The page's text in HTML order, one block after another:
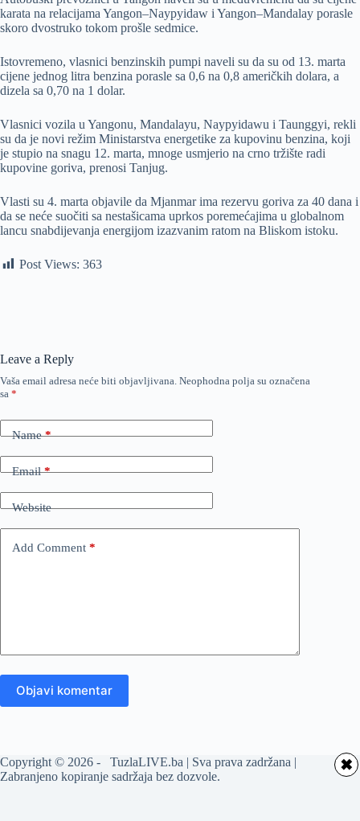
karata na relacijama Yangon–Naypyidaw i Yangon–Mandalay porasle
skoro dvostruko tokom prošle sedmice.
Istovremeno, vlasnici benzinskih pumpi naveli su da su od 13. marta
cijene jednog litra benzina porasle sa 0,6 na 0,8 američkih dolara, a
dizela sa 0,70 na 1 dolar.
Vlasnici vozila u Yangonu, Mandalayu, Naypyidawu i Taunggyi, rekli
su da je novi režim Ministarstva energetike za kupovinu benzina, koji
je stupio na snagu 12. marta, mnoge usmjerio na crno tržište radi
kupovine goriva, prenosi Tanjug.
Vlasti su 4. marta objavile da Mjanmar ima rezervu goriva za 40 dana i
da se neće suočiti sa nestašicama uprkos poremećajima u globalnom
lancu snabdijevanja energijom izazvanim ratom na Bliskom istoku.
Post Views: 363
Leave a Reply
Vaša email adresa neće biti objavljivana. Neophodna polja su označena
sa *
Name*
Email*
Website
Add Comment *
Objavi komentar
Copyright © 2026 - TuzlaLIVE.ba | Sva prava zadržana |
Zabranjeno kopiranje sadržaja bez dozvole.
✖